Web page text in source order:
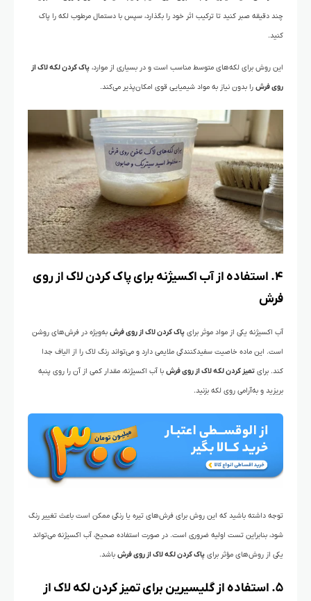
چند دقیقه صبر کنید تا ترکیب اثر خود را بگذارد، سپس با دستمال مرطوب لکه را پاک
کنید.
این روش برای لکه‌های متوسط مناسب است و در بسیاری از موارد، پاک کردن لکه لاک از
روی فرش را بدون نیاز به مواد شیمیایی قوی امکان‌پذیر می‌کند.
۴. استفاده از آب اکسیژنه برای پاک کردن لاک از روی
فرش
آب اکسیژنه یکی از مواد موثر برای پاک کردن لاک از روی فرش به‌ویژه در فرش‌های روشن
است. این ماده خاصیت سفیدکنندگی ملایمی دارد و می‌تواند رنگ لاک را از الیاف جدا
کند. برای تمیز کردن لکه لاک از روی فرش با آب اکسیژنه، مقدار کمی از آن را روی پنبه
بریزید و به‌آرامی روی لکه بزنید.
توجه داشته باشید که این روش برای فرش‌های تیره یا رنگی ممکن است باعث تغییر رنگ
شود، بنابراین تست اولیه ضروری است. در صورت استفاده صحیح، آب اکسیژنه می‌تواند
یکی از روش‌های مؤثر برای پاک کردن لکه لاک از روی فرش باشد.
۵. استفاده از گلیسیرین برای تمیز کردن لکه لاک از